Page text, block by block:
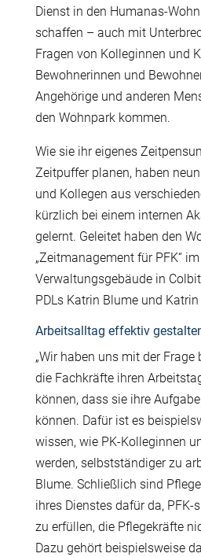
Dienst in den Humanas-
schaffen – auch mit
Fragen von Kolleginnen und
Bewohnerinnen und
Angehörige und anderen
den Wohnpark kommen.
Wie sie ihr eigenes
Zeitpuffer planen, haben
und Kollegen aus
kürzlich bei einem internen
gelernt. Geleitet haben den
„Zeitmanagement für PFK“ im
Verwaltungsgebäude in
PDLs Katrin Blume und
Arbeitsalltag effektiv
„Wir haben uns mit der
die Fachkräfte ihren
können, dass sie ihre
können. Dafür ist es
wissen, wie PK-Kolleginnen
werden, selbstständiger zu
Blume. Schließlich sind
ihres Dienstes dafür da,
zu erfüllen, die Pflegekräfte
Dazu gehört beispielsweise